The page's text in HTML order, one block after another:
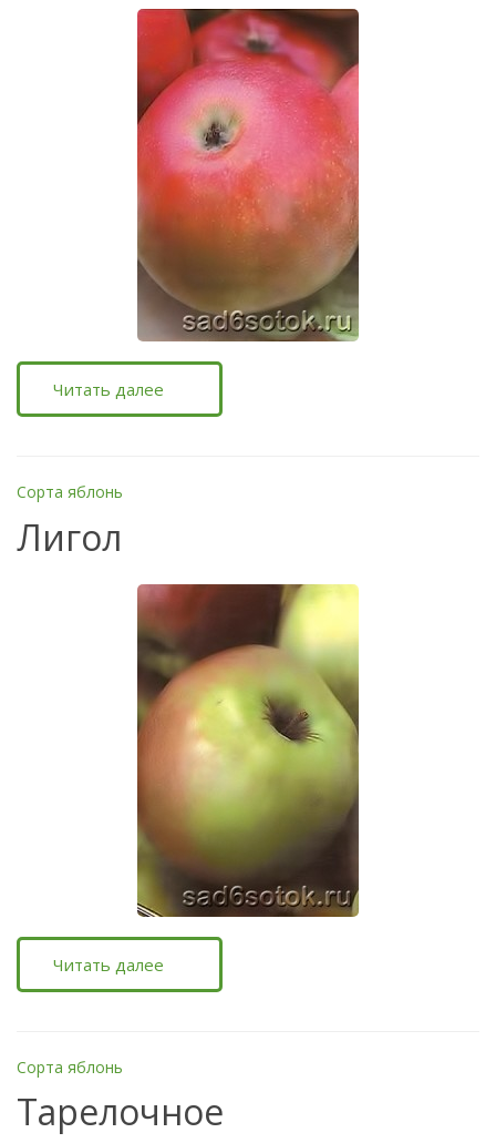
Читать далее
Сорта яблонь
Лигол
Читать далее
Сорта яблонь
Тарелочное